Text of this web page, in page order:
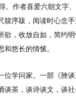
。作者喜爱六朝文字
牍序跋，阅读时心念
欲，收放自如，简约
悠长的情愫。
位学问家。一部《脞
谈茶，谈诗谈文，谈